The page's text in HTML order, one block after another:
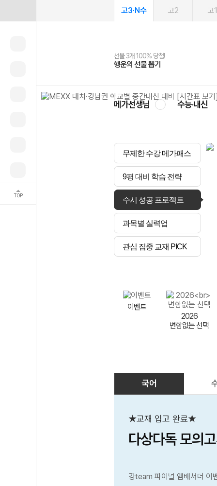
TOP
고3·N수 고2 고1
선물 3개 100% 당첨!
행운의 선물 뽑기
선물 100% 증정!
메가스터디 X 올리브
여름방학 스터디 캐시백
메가런 썸머스쿨
2027 러셀 단과
강사 공개선발
스마트러닝앱
설문 EVENT
메가패스
3일 무료 체험권
메가패스 수강생 무료혜택!
메가클럽 멤버십
사회공헌 캠페인
희망이룸 메가나눔
메가선생님 수능·내신
무제한 수강 메가패스
9평 대비 학습 전략
수시 성공 프로젝트
과목별 실력업
관심 집중 교재 PICK
이벤트
2026
변함없는 선택
국어
★교재 입고 완료★
다상다독 모의
강team 파이널 앰배서더